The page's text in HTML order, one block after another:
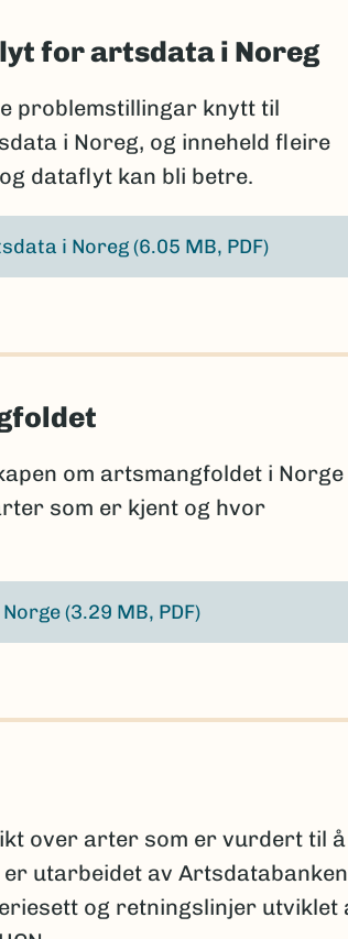
for artsdata i Noreg
problemstillingar knytt til
i Noreg, og inneheld fleire
dataflyt kan bli betre.
i Noreg(6.05 MB, PDF)
om artsmangfoldet i Norge
som er kjent og hvor
(3.29 MB, PDF)
over arter som er vurdert til
utarbeidet av
og retningslinjer utviklet